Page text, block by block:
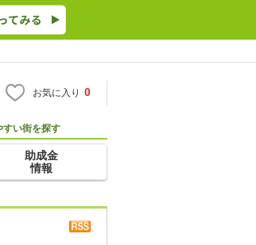
お気に入り 0
すい街を探す
助成金
情報